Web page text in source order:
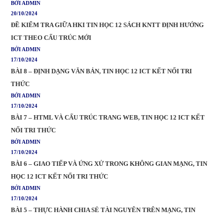
BỞI ADMIN
20/10/2024
ĐỀ KIỂM TRA GIỮA HKI TIN HỌC 12 SÁCH KNTT ĐỊNH HƯỚNG
ICT THEO CẤU TRÚC MỚI
BỞI ADMIN
17/10/2024
BÀI 8 – ĐỊNH DẠNG VĂN BẢN, TIN HỌC 12 ICT KẾT NỐI TRI
THỨC
BỞI ADMIN
17/10/2024
BÀI 7 – HTML VÀ CẤU TRÚC TRANG WEB, TIN HỌC 12 ICT KẾT
NỐI TRI THỨC
BỞI ADMIN
17/10/2024
BÀI 6 – GIAO TIẾP VÀ ỨNG XỬ TRONG KHÔNG GIAN MẠNG, TIN
HỌC 12 ICT KẾT NỐI TRI THỨC
BỞI ADMIN
17/10/2024
BÀI 5 – THỰC HÀNH CHIA SẺ TÀI NGUYÊN TRÊN MẠNG, TIN